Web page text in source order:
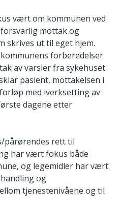
vært om kommunen ved
mottak og
skrives ut til eget hjem.
forberedelser
av varsler fra sykehuset
pasient, mottakelsen i
med iverksetting av
dagene etter
pårørendes rett til
har vært fokus både
og legemidler har vært
og
tjenestenivåene og til